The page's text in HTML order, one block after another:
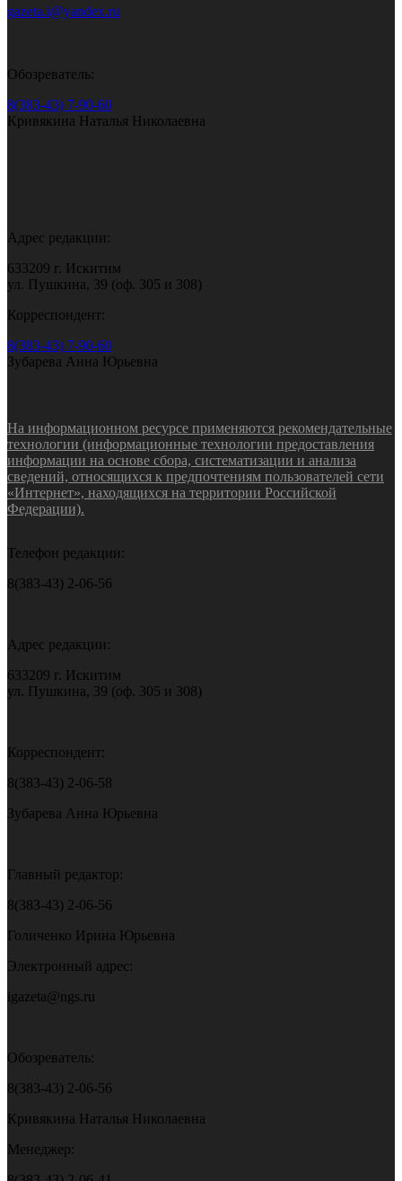
gazeta.i@yandex.ru
Обозреватель:
8(383-43) 7-90-60
Кривякина Наталья Николаевна
Адрес редакции:
633209 г. Искитим
ул. Пушкина, 39 (оф. 305 и 308)
Корреспондент:
8(383-43) 7-90-60
Зубарева Анна Юрьевна
На информационном ресурсе применяются рекомендательные
технологии (информационные технологии предоставления
информации на основе сбора, систематизации и анализа
сведений, относящихся к предпочтениям пользователей сети
«Интернет», находящихся на территории Российской
Федерации).
Телефон редакции:
8(383-43) 2-06-56
Адрес редакции:
633209 г. Искитим
ул. Пушкина, 39 (оф. 305 и 308)
Корреспондент:
8(383-43) 2-06-58
Зубарева Анна Юрьевна
Главный редактор:
8(383-43) 2-06-56
Голиченко Ирина Юрьевна
Электронный адрес:
igazeta@ngs.ru
Обозреватель:
8(383-43) 2-06-56
Кривякина Наталья Николаевна
Менеджер: